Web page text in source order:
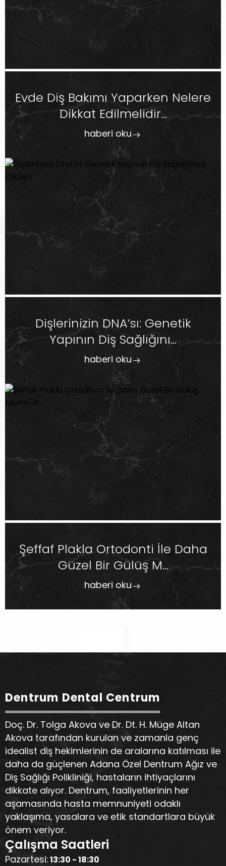
Evde Diş Bakımı Yaparken Nelere
Dikkat Edilmelidir...
haberi oku
Dişlerinizin DNA’sı: Genetik
Yapının Diş Sağlığını...
haberi oku
Şeffaf Plakla Ortodonti İle Daha
Güzel Bir Gülüş M...
haberi oku
Dentrum Dental Centrum
Doç. Dr. Tolga Akova ve Dr. Dt. H. Müge Altan
Akova tarafından kurulan ve zamanla genç
idealist diş hekimlerinin de aralarına katılması ile
daha da güçlenen Adana Özel Dentrum Ağız ve
Diş Sağlığı Polikliniği, hastaların ihtiyaçlarını
dikkate alıyor. Dentrum, faaliyetlerinin her
aşamasında hasta memnuniyeti odaklı
yaklaşıma, yasalara ve etik standartlara büyük
önem veriyor.
Çalışma Saatleri
Pazartesi:13:30 - 18:30